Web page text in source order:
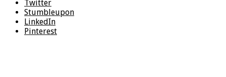
Twitter
Stumbleupon
LinkedIn
Pinterest